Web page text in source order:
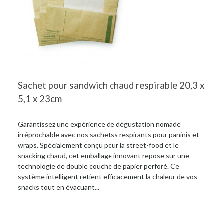
Sachet pour sandwich chaud respirable 20,3 x
5,1 x 23cm
Garantissez une expérience de dégustation nomade
irréprochable avec nos sachetss respirants pour paninis et
wraps. Spécialement conçu pour la street-food et le
snacking chaud, cet emballage innovant repose sur une
technologie de double couche de papier perforé. Ce
système intelligent retient efficacement la chaleur de vos
snacks tout en évacuant...